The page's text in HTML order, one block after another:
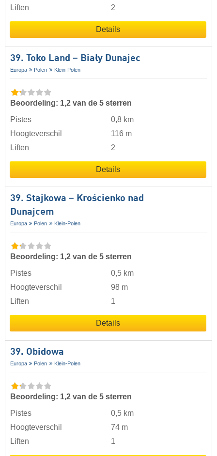
Liften
2
Details
39. Toko Land – Biały Dunajec
Europa Polen Klein-Polen
Beoordeling: 1,2 van de 5 sterren
Pistes
0,8 km
Hoogteverschil
116 m
Liften
2
Details
39. Stajkowa – Krościenko nad
Dunajcem
Europa Polen Klein-Polen
Beoordeling: 1,2 van de 5 sterren
Pistes
0,5 km
Hoogteverschil
98 m
Liften
1
Details
39. Obidowa
Europa Polen Klein-Polen
Beoordeling: 1,2 van de 5 sterren
Pistes
0,5 km
Hoogteverschil
74 m
Liften
1